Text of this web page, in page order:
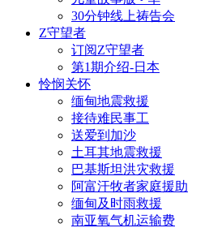
30分钟线上祷告会
Z守望者
订阅Z守望者
第1期介绍-日本
怜悯关怀
缅甸地震救援
接待难民事工
送爱到加沙
土耳其地震救援
巴基斯坦洪灾救援
阿富汗牧者家庭援助
缅甸及时雨救援
南亚氧气机运输费